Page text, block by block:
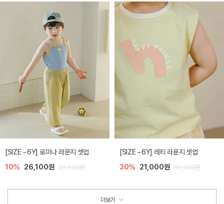
[SIZE ~6Y] 로미나 라운지 셋업
10% 26,100원 29,000원
[SIZE ~6Y] 레티 라운지 셋업
30% 21,000원 30,000원
더보기